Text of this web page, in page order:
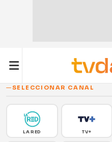
SELECCIONAR CANAL
LA RED TV+